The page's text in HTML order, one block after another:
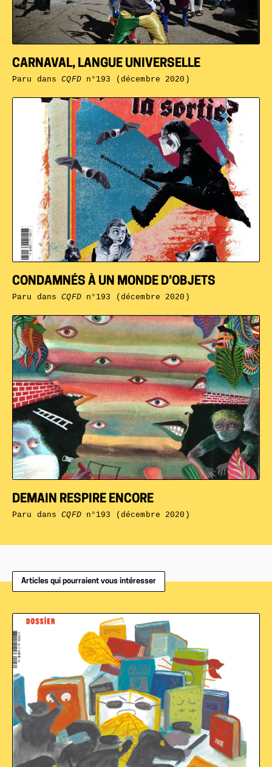
DEMAIN RESPIRE ENCORE
Paru dansCQFDn°193 (décembre 2020)
CONDAMNÉS À UN MONDE D’OBJETS
Paru dansCQFDn°193 (décembre 2020)
CARNAVAL, LANGUE UNIVERSELLE
Paru dansCQFDn°193 (décembre 2020)
Articles qui pourraient vous intéresser